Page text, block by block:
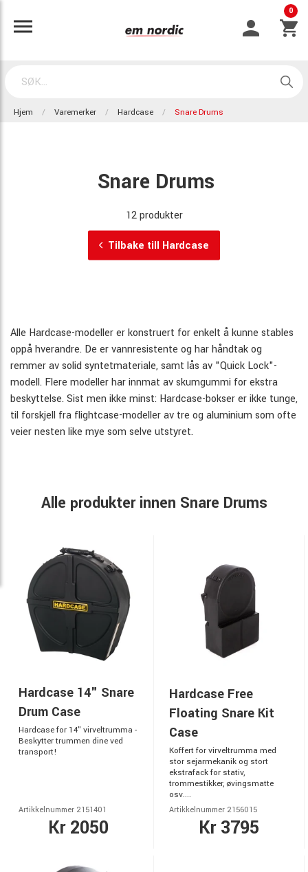
0
Hjem Varemerker Hardcase Snare Drums
Snare Drums
12 produkter
Tilbake till Hardcase
Alle Hardcase-modeller er konstruert for enkelt å kunne stables
oppå hverandre. De er vannresistente og har håndtak og
remmer av solid syntetmateriale, samt lås av "Quick Lock"-
modell. Flere modeller har innmat av skumgummi for ekstra
beskyttelse. Sist men ikke minst: Hardcase-bokser er ikke tunge,
til forskjell fra flightcase-modeller av tre og aluminium som ofte
veier nesten like mye som selve utstyret.
Alle produkter innen Snare Drums
Hardcase 14" Snare
Drum Case
Hardcase for 14" virveltrumma -
Beskytter trummen dine ved
transport!
Artikkelnummer 2151401
Kr 2050
Hardcase Free
Floating Snare Kit
Case
Koffert for virveltrumma med
stor sejarmekanik og stort
ekstrafack for stativ,
trommestikker, øvingsmatte
osv....
Artikkelnummer 2156015
Kr 3795